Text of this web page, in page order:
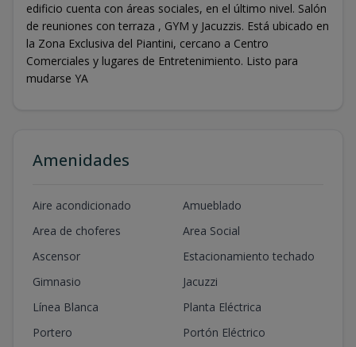
edificio cuenta con áreas sociales, en el último nivel. Salón
de reuniones con terraza , GYM y Jacuzzis. Está ubicado en
la Zona Exclusiva del Piantini, cercano a Centro
Comerciales y lugares de Entretenimiento. Listo para
mudarse YA
Amenidades
Aire acondicionado
Amueblado
Area de choferes
Area Social
Ascensor
Estacionamiento techado
Gimnasio
Jacuzzi
Línea Blanca
Planta Eléctrica
Portero
Portón Eléctrico